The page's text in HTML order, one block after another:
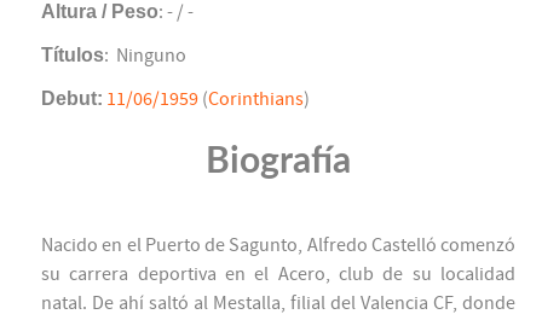
Altura / Peso: - / -
Títulos: Ninguno
Debut: 11/06/1959 (Corinthians)
Biografía
Nacido en el Puerto de Sagunto, Alfredo Castelló comenzó
su carrera deportiva en el Acero, club de su localidad
natal. De ahí saltó al Mestalla, filial del Valencia CF, donde